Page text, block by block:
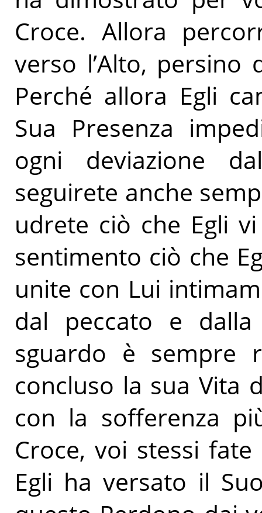
Croce. Allora
verso l’Alto,
Perché allora Egli
Sua Presenza
ogni deviazione
seguirete anche
udrete ciò che Egli
sentimento ciò che
unite con Lui
dal peccato e
sguardo è sempre
concluso la sua Vita
con la sofferenza
Croce, voi stessi
Egli ha versato il